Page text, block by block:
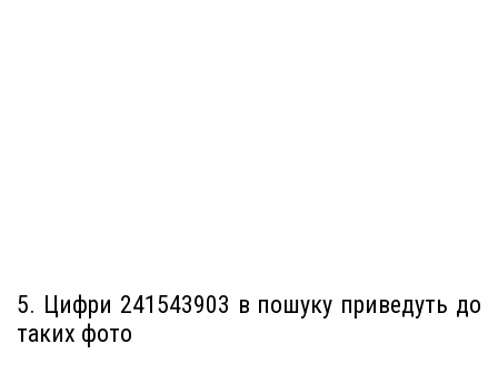
5. Цифри 241543903 в пошуку приведуть до
таких фото